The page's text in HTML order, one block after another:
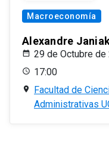
Macroeconomía
Alexandre
29 de Octubre de
17:00
Facultad de
Administrativas